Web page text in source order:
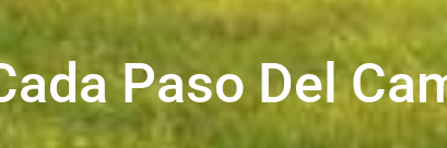
Paso Del